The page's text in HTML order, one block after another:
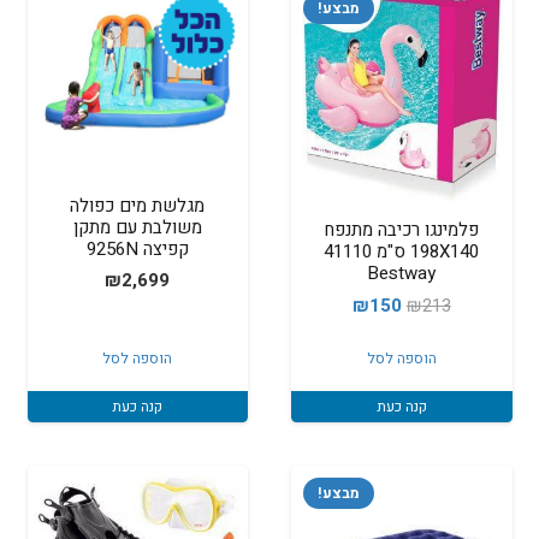
מבצע!
פלמינגו רכיבה מתנפח
198X140 ס"מ 41110
Bestway
₪213
המחיר
היה:
₪213.
₪150
₪150.
הוספה לסל
קנה כעת
מגלשת מים כפולה
משולבת עם מתקן
קפיצה 9256N
₪2,699
הוספה לסל
קנה כעת
מבצע!